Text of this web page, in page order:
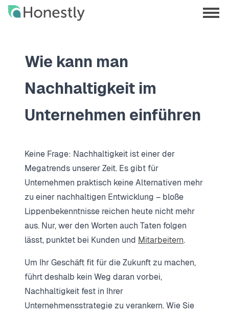
Skip
Skip
menu
Wie kann man
Nachhaltigkeit im
Unternehmen einführen
Keine Frage: Nachhaltigkeit ist einer der
Megatrends unserer Zeit. Es gibt für
Unternehmen praktisch keine Alternativen mehr
zu einer nachhaltigen Entwicklung – bloße
Lippenbekenntnisse reichen heute nicht mehr
aus. Nur, wer den Worten auch Taten folgen
lässt, punktet bei Kunden und Mitarbeitern.
Um Ihr Geschäft fit für die Zukunft zu machen,
führt deshalb kein Weg daran vorbei,
Nachhaltigkeit fest in Ihrer
Unternehmensstrategie zu verankern. Wie Sie